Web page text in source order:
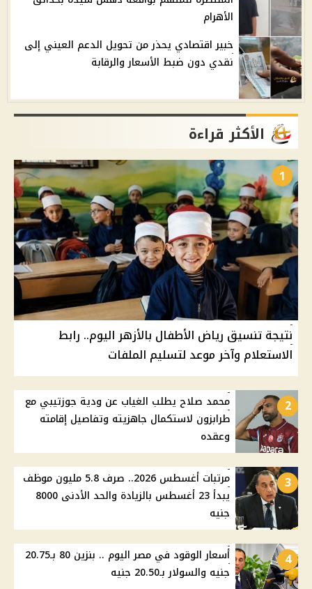
الأهرام
خبير اقتصادي يحذر من تحويل الدعم العيني إلى
نقدي دون ضبط الأسعار والرقابة
الأكثر قراءة
1
نتيجة تنسيق رياض الأطفال بالأزهر اليوم.. رابط
الاستعلام وآخر موعد لتسليم الملفات
2
محمد صلاح يطلب الغياب عن ودية جوزتيبي مع
طرابزون لاستكمال جاهزيته وتفاصيل إقامته
وعقده
3
مرتبات أغسطس 2026.. صرف 5.8 مليون موظف
يبدأ 23 أغسطس بالزيادة والحد الأدنى 8000
جنيه
4
أسعار الوقود في مصر اليوم .. بنزين 80 بـ20.75
جنيه والسولار بـ20.50 جنيه